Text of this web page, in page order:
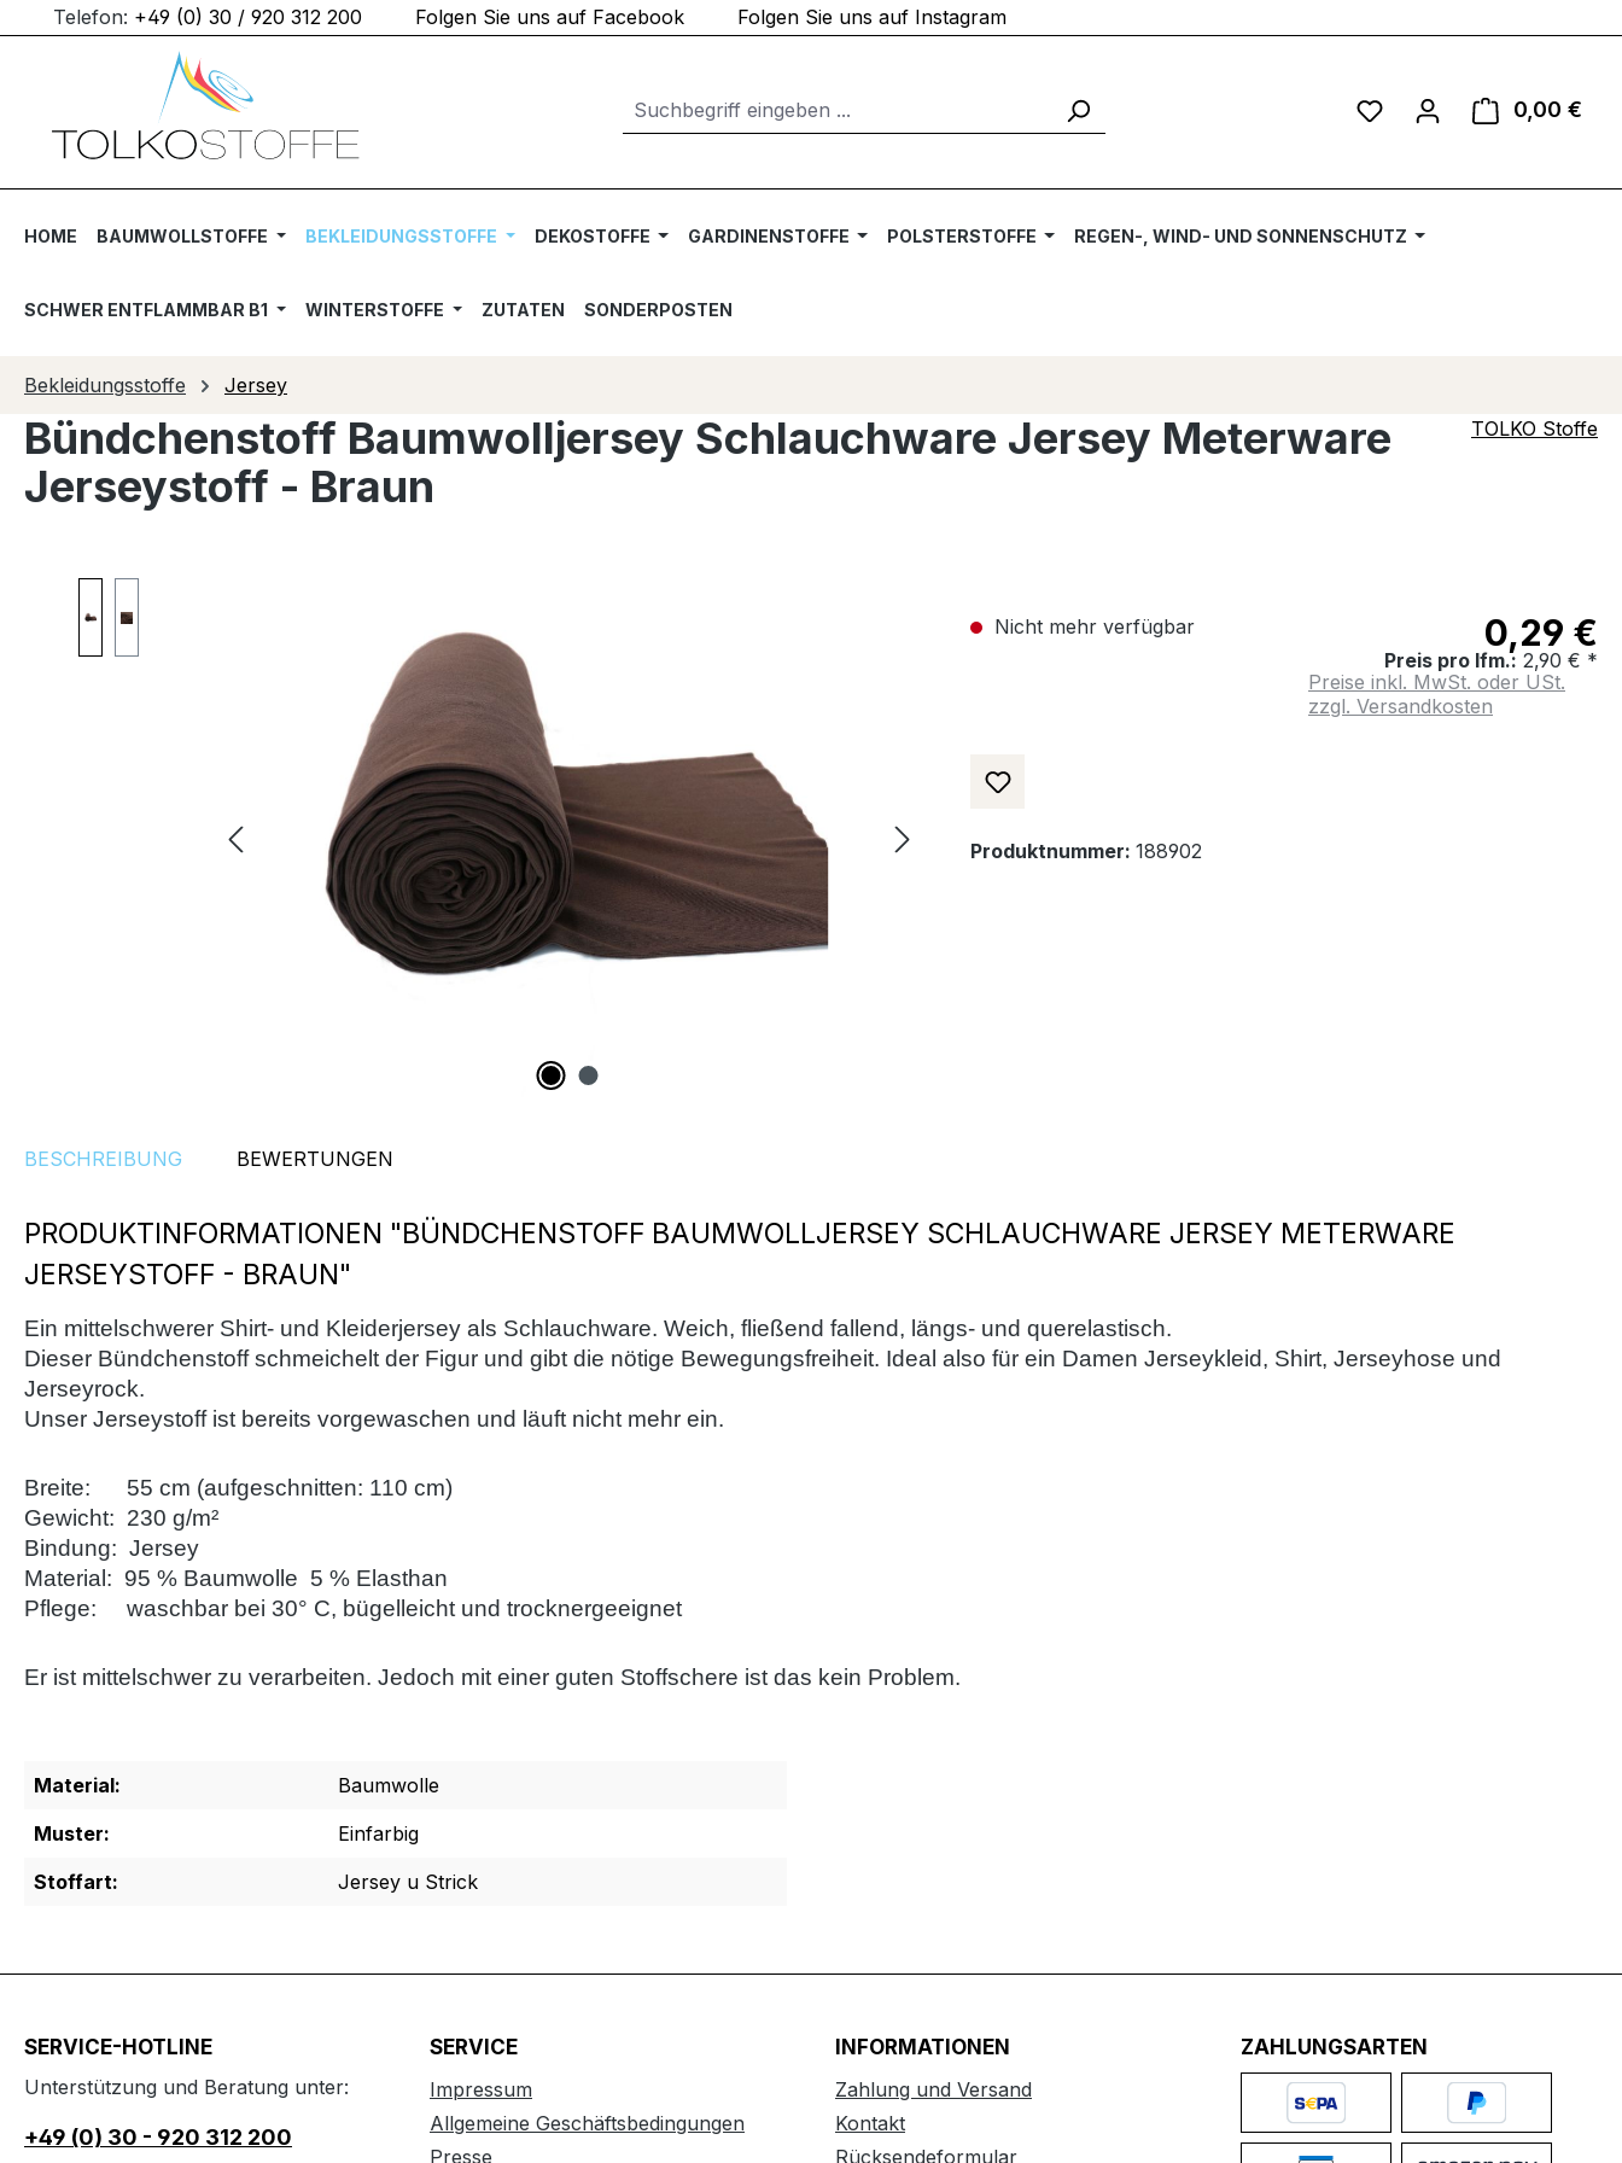
Hauptinhalt springen
Zur Suche springen
Zur Hauptnavigation springen
Telefon: +49 (0) 30 / 920 312 200 Folgen Sie uns auf Facebook Folgen Sie uns auf Instagram
Du hast 0 Produkte auf
0,00 €
HOME BAUMWOLLSTOFFE BEKLEIDUNGSSTOFFE DEKOSTOFFE GARDINENSTOFFE POLSTERSTOFFE REGEN-, WIND- UND SONNENSCHUTZ
SCHWER ENTFLAMMBAR B1 WINTERSTOFFE ZUTATEN SONDERPOSTEN
Bekleidungsstoffe Jersey
Bündchenstoff Baumwolljersey Schlauchware Jersey Meterware
Jerseystoff - Braun
TOLKO Stoffe
Nicht mehr verfügbar
0,29 €
Preis pro lfm.: 2,90 € *
Preise inkl. MwSt. oder USt.
zzgl. Versandkosten
Produktnummer: 188902
BESCHREIBUNG BEWERTUNGEN
PRODUKTINFORMATIONEN "BÜNDCHENSTOFF BAUMWOLLJERSEY SCHLAUCHWARE JERSEY METERWARE
JERSEYSTOFF - BRAUN"
Ein mittelschwerer Shirt- und Kleiderjersey als Schlauchware. Weich, fließend fallend, längs- und querelastisch.
Dieser Bündchenstoff schmeichelt der Figur und gibt die nötige Bewegungsfreiheit. Ideal also für ein Damen Jerseykleid, Shirt, Jerseyhose und
Jerseyrock.
Unser Jerseystoff ist bereits vorgewaschen und läuft nicht mehr ein.
Breite: 55 cm (aufgeschnitten: 110 cm)
Gewicht: 230 g/m²
Bindung: Jersey
Material: 95 % Baumwolle 5 % Elasthan
Pflege: waschbar bei 30° C, bügelleicht und trocknergeeignet
Er ist mittelschwer zu verarbeiten. Jedoch mit einer guten Stoffschere ist das kein Problem.
Material:
Baumwolle
Muster:
Einfarbig
Stoffart:
Jersey u Strick
SERVICE-HOTLINE
Unterstützung und Beratung unter:
+49 (0) 30 - 920 312 200
SERVICE
Impressum
Allgemeine Geschäftsbedingungen
Presse
INFORMATIONEN
Zahlung und Versand
Kontakt
Rücksendeformular
ZAHLUNGSARTEN